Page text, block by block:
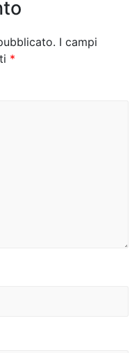
I campi
*